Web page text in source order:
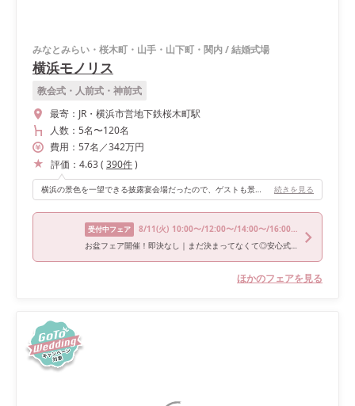
みなとみらい・桜木町・山手・山下町・関内/結婚式場
横浜モノリス
教会式・人前式・神前式
最寄： JR・横浜市営地下鉄桜木町駅
人数： 5名〜120名
費用： 57名 ／342万円
評価： 4.63( 390件)
横浜の景色を一望できる披露宴会場だったので、ゲストも景色含めて楽しんでもらえました。ナイトウェディングでは日没〜夜景まで楽しめるのでおすすめです！ 続きを見る
受付中フェア 8/11(火) 10:00〜/12:00〜/14:00〜/16:00〜/18:00〜
お盆フェア開催！即決なし｜まだ決まってなくて◎安心式場相談会
ほかのフェアを見る